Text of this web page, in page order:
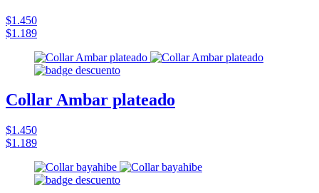
$1.450
$1.189
Collar Ambar plateado
$1.450
$1.189